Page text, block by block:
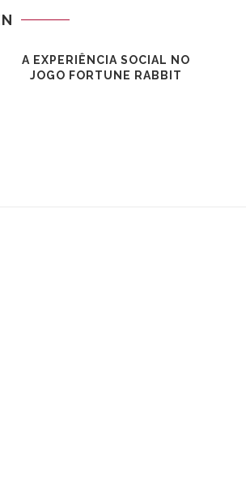
A EXPERIÊNCIA SOCIAL NO
JOGO FORTUNE RABBIT